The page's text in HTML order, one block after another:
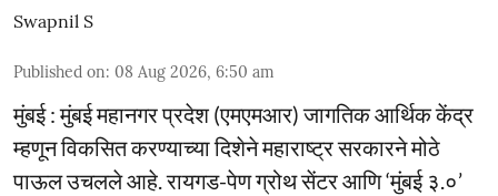
Swapnil S
Published on: 08 Aug 2026, 6:50 am
मुंबई : मुंबई महानगर प्रदेश (एमएमआर) जागतिक आर्थिक केंद्र
म्हणून विकसित करण्याच्या दिशेने महाराष्ट्र सरकारने मोठे
पाऊल उचलले आहे. रायगड-पेण ग्रोथ सेंटर आणि ‘मुंबई ३.०’